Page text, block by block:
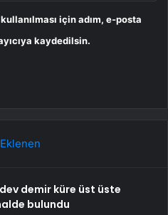
için adım, e-posta
kaydedilsin.
demir küre üst üste
bulundu